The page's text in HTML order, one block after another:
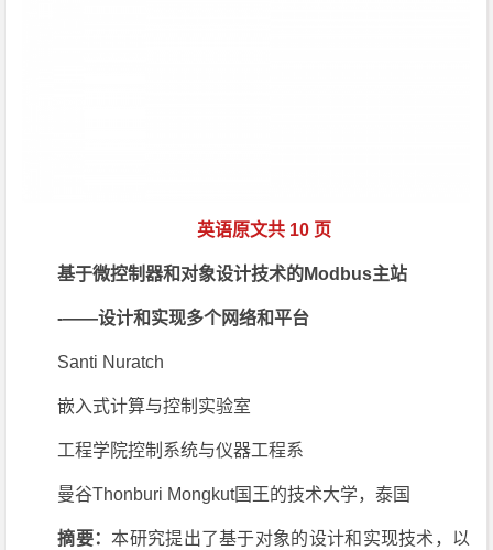
英语原文共 10 页
基于微控制器和对象设计技术的Modbus主站
-——设计和实现多个网络和平台
Santi Nuratch
嵌入式计算与控制实验室
工程学院控制系统与仪器工程系
曼谷Thonburi Mongkut国王的技术大学，泰国
摘要：本研究提出了基于对象的设计和实现技术，以